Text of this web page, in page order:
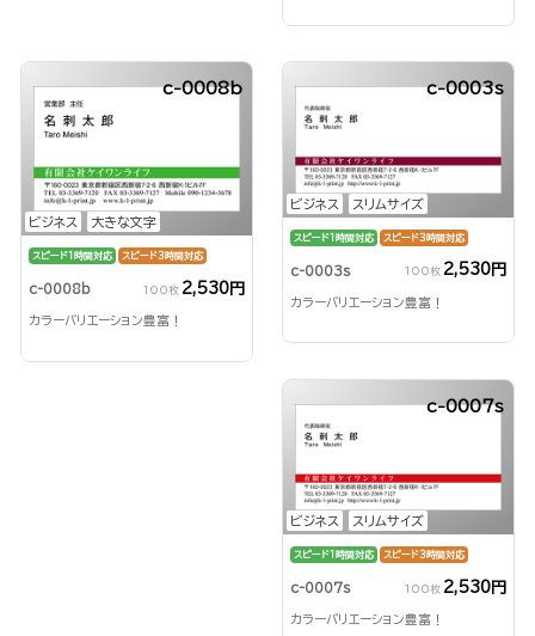
ビジネス 大きな文字
c-0008b
スピード1時間対応 スピード3時間対応
c-0008b 100枚 2,530円
カラーバリエーション豊富！
ビジネス スリムサイズ
c-0003s
スピード1時間対応 スピード3時間対応
c-0003s 100枚 2,530円
カラーバリエーション豊富！
ビジネス スリムサイズ
c-0007s
スピード1時間対応 スピード3時間対応
c-0007s 100枚 2,530円
カラーバリエーション豊富！